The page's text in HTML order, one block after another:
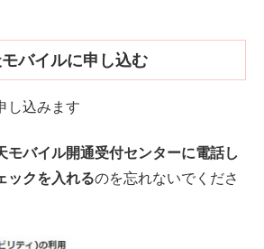
バイルに申し込む
し込みます
モバイル開通受付センターに電話し
ックを入れるのを忘れないでくださ